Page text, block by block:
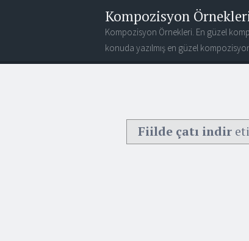
Kompozisyon
Kompozisyon Örnekleri. En güzel
konuda yazılmış en güzel
Fiilde çatı indir